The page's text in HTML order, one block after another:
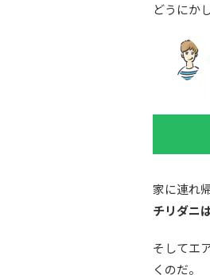
どうにか
家に連れ
チリダニ
そしてエ
くのだ。